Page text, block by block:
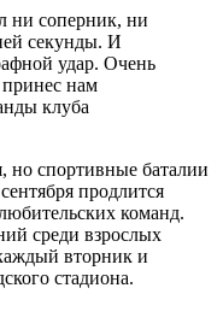
ни соперник, ни
секунды. И
удар. Очень
нам
клуба
но спортивные баталии
продлится
команд.
среди взрослых
вторник и
стадиона.